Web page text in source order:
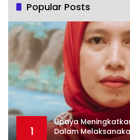
Popular Posts
1
Upaya
Dalam